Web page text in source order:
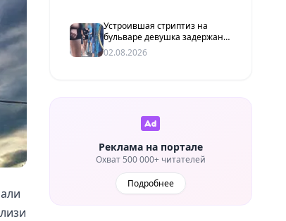
Устроившая стриптиз на
бульваре девушка задержана
после нападения с ножом в
Волгограде
02.08.2026
Реклама на портале
Охват 500 000+ читателей
Подробнее